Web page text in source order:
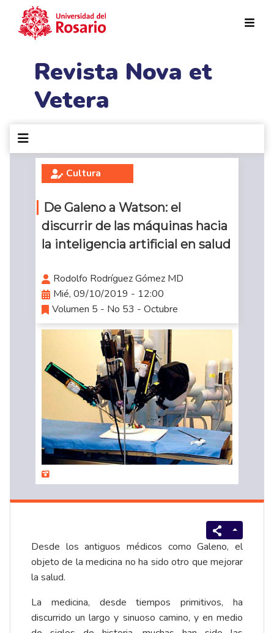
Revista Nova et
Vetera
Cultura
De Galeno a Watson: el
discurrir de las máquinas hacia
la inteligencia artificial en salud
Rodolfo Rodríguez Gómez MD
Mié, 09/10/2019 - 12:00
Volumen 5 - No 53 - Octubre
Desde los antiguos médicos como Galeno, el
objeto de la medicina no ha sido otro que mejorar
la salud.
La medicina, desde tiempos primitivos, ha
discurrido un largo y sinuoso camino, y en medio